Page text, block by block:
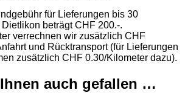
für Lieferungen bis 30
beträgt CHF 200.-.
verrechnen wir zusätzlich CHF
und Rücktransport (für Lieferungen
zusätzlich CHF 0.30/Kilometer dazu).
auch gefallen …